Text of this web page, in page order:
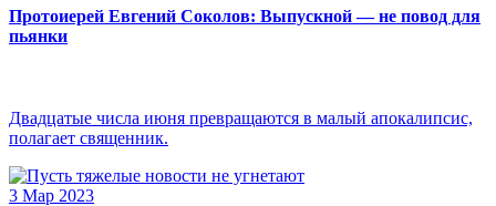
Протоиерей Евгений Соколов: Выпускной — не повод для
пьянки
Двадцатые числа июня превращаются в малый апокалипсис,
полагает священник.
3 Мар 2023